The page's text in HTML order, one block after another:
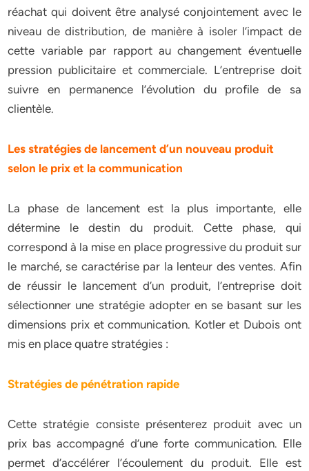
réachat qui doivent être analysé conjointement avec le
niveau de distribution, de manière à isoler l’impact de
cette variable par rapport au changement éventuelle
pression publicitaire et commerciale. L’entreprise doit
suivre en permanence l’évolution du profile de sa
clientèle.
Les stratégies de lancement d’un nouveau produit
selon le prix et la communication
La phase de lancement est la plus importante, elle
détermine le destin du produit. Cette phase, qui
correspond à la mise en place progressive du produit sur
le marché, se caractérise par la lenteur des ventes. Afin
de réussir le lancement d’un produit, l’entreprise doit
sélectionner une stratégie adopter en se basant sur les
dimensions prix et communication. Kotler et Dubois ont
mis en place quatre stratégies :
Stratégies de pénétration rapide
Cette stratégie consiste présenterez produit avec un
prix bas accompagné d’une forte communication. Elle
permet d’accélérer l’écoulement du produit. Elle est